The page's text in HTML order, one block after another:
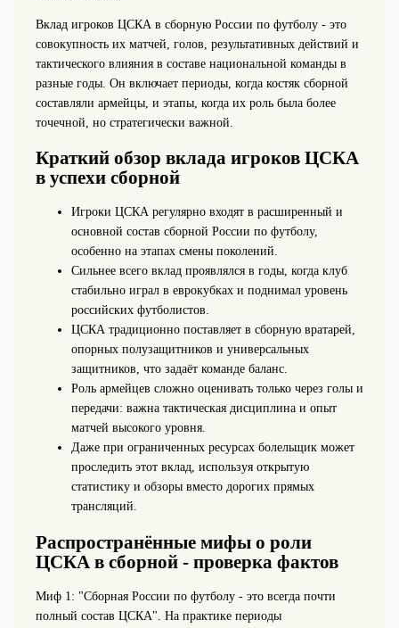
Вклад игроков ЦСКА в сборную России по футболу - это
совокупность их матчей, голов, результативных действий и
тактического влияния в составе национальной команды в
разные годы. Он включает периоды, когда костяк сборной
составляли армейцы, и этапы, когда их роль была более
точечной, но стратегически важной.
Краткий обзор вклада игроков ЦСКА
в успехи сборной
Игроки ЦСКА регулярно входят в расширенный и
основной состав сборной России по футболу,
особенно на этапах смены поколений.
Сильнее всего вклад проявлялся в годы, когда клуб
стабильно играл в еврокубках и поднимал уровень
российских футболистов.
ЦСКА традиционно поставляет в сборную вратарей,
опорных полузащитников и универсальных
защитников, что задаёт команде баланс.
Роль армейцев сложно оценивать только через голы и
передачи: важна тактическая дисциплина и опыт
матчей высокого уровня.
Даже при ограниченных ресурсах болельщик может
проследить этот вклад, используя открытую
статистику и обзоры вместо дорогих прямых
трансляций.
Распространённые мифы о роли
ЦСКА в сборной - проверка фактов
Миф 1: "Сборная России по футболу - это всегда почти
полный состав ЦСКА". На практике периоды